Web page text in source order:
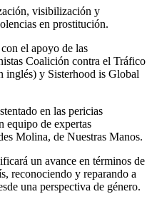
visibilización y
en prostitución.
el apoyo de las
Coalición contra el Tráfico
inglés) y Sisterhood is Global
en las pericias
equipo de expertas
Molina, de Nuestras Manos.
un avance en términos de
reconociendo y reparando a
una perspectiva de género.